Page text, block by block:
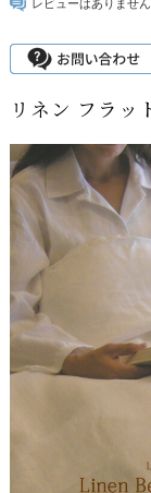
レビューはありません
リネン フラッ